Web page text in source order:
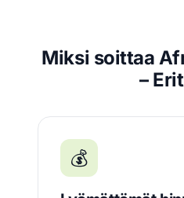
Miksi soittaa
–
💰